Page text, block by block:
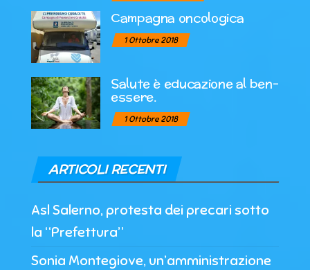
Campagna oncologica
1 Ottobre 2018
Salute è educazione al ben-
essere.
1 Ottobre 2018
ARTICOLI RECENTI
Asl Salerno, protesta dei precari sotto
la “Prefettura”
Sonia Montegiove, un’amministrazione